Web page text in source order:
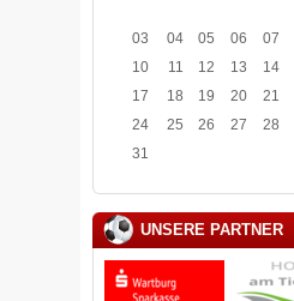
03
04 05 06 07
10
11 12 13 14
17
18 19 20 21
24
25 26 27 28
31
UNSERE PARTNER